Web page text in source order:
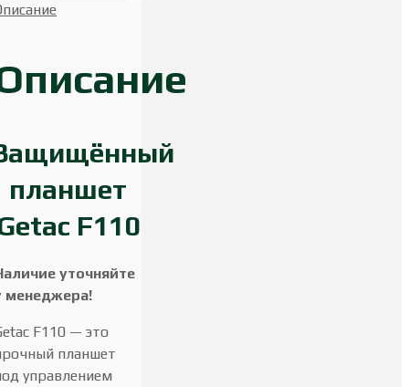
планшет
F110
уточняйте
менеджера!
F110 — это
планшет
управлением